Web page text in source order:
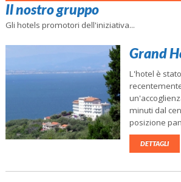
Il nostro gruppo
Gli hotels promotori dell'iniziativa...
Grand
L'hotel è
minuti dal
posizione
DETTAGLI